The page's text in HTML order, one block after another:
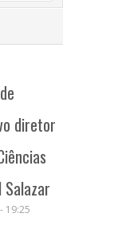
diretor
Salazar
19:25